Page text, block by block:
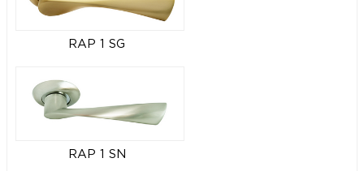
RAP 1 SG
RAP 1 SN